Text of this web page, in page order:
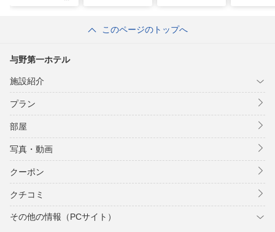
このページのトップへ
与野第一ホテル
施設紹介
プラン
部屋
写真・動画
クーポン
クチコミ
その他の情報（PCサイト）